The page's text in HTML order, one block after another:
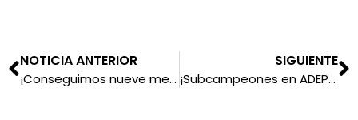
NOTICIA ANTERIOR
¡Conseguimos nueve medallas en el II Torneo Claretiano de Tenis de Mesa!
SIGUIENTE
¡Subcampeones en ADEPAFA!